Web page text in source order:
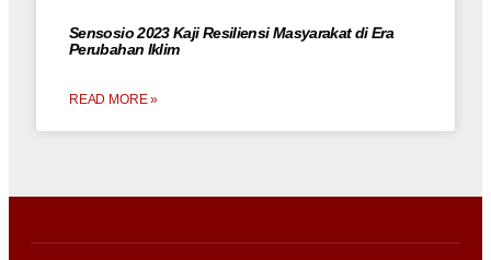
Sensosio 2023 Kaji Resiliensi Masyarakat di Era
Perubahan Iklim
READ MORE »